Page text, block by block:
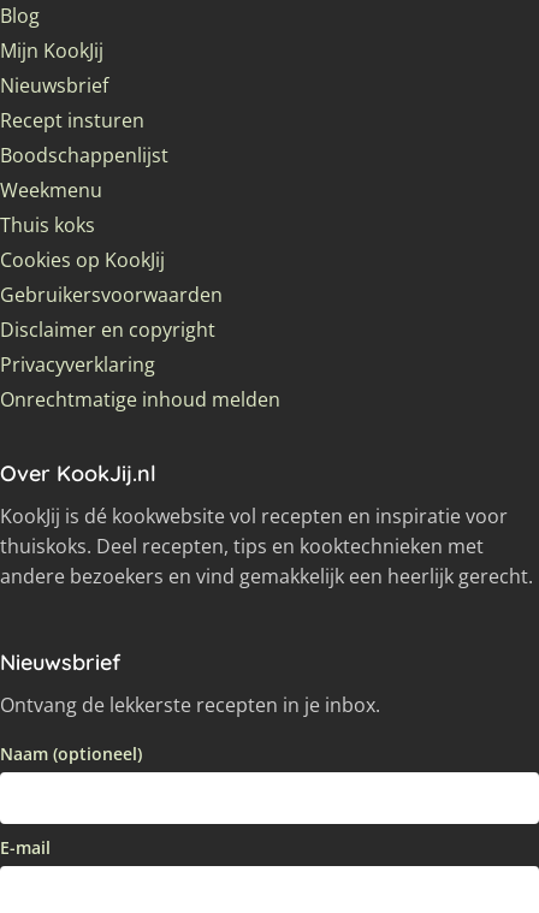
Blog
Mijn KookJij
Nieuwsbrief
Recept insturen
Boodschappenlijst
Weekmenu
Thuis koks
Cookies op KookJij
Gebruikersvoorwaarden
Disclaimer en copyright
Privacyverklaring
Onrechtmatige inhoud melden
Over KookJij.nl
KookJij is dé kookwebsite vol recepten en inspiratie voor
thuiskoks. Deel recepten, tips en kooktechnieken met
andere bezoekers en vind gemakkelijk een heerlijk gerecht.
Nieuwsbrief
Ontvang de lekkerste recepten in je inbox.
Naam (optioneel)
E-mail